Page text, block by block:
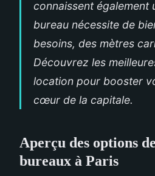
connaissent également
bureau nécessite de
besoins, des mètres
Découvrez les
location pour booster
cœur de la capitale.
Aperçu des options
bureaux à Paris